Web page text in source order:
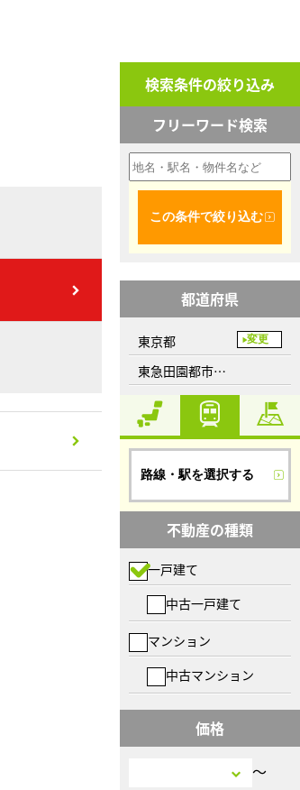
検索条件の絞り込み
フリーワード検索
この条件で絞り込む
都道府県
東京都 変更
東急田園都市線、三軒茶屋駅
路線・駅を選択する
不動産の種類
一戸建て
中古一戸建て
マンション
中古マンション
価格
〜